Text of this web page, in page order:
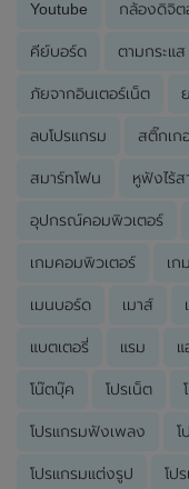
Youtube กล้องดิจิต
คีย์บอร์ด ตามกระแส
ภัยจากอินเตอร์เน็ต
ลบโปรแกรม สติ๊กเก
สมาร์ทโฟน หูฟังไร้ส
อุปกรณ์คอมพิวเตอร์
เกมคอมพิวเตอร์ เก
เมนบอร์ด เมาส์
แบตเตอรี่ แรม
โน๊ตบุ๊ค โปรเน็ต
โปรแกรมฟังเพลง โ
โปรแกรมแต่งรูป โป